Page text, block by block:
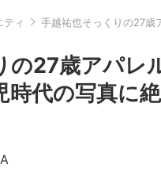
ティ 手越祐也そっくりの27歳
27歳アパレ
時代の写真に